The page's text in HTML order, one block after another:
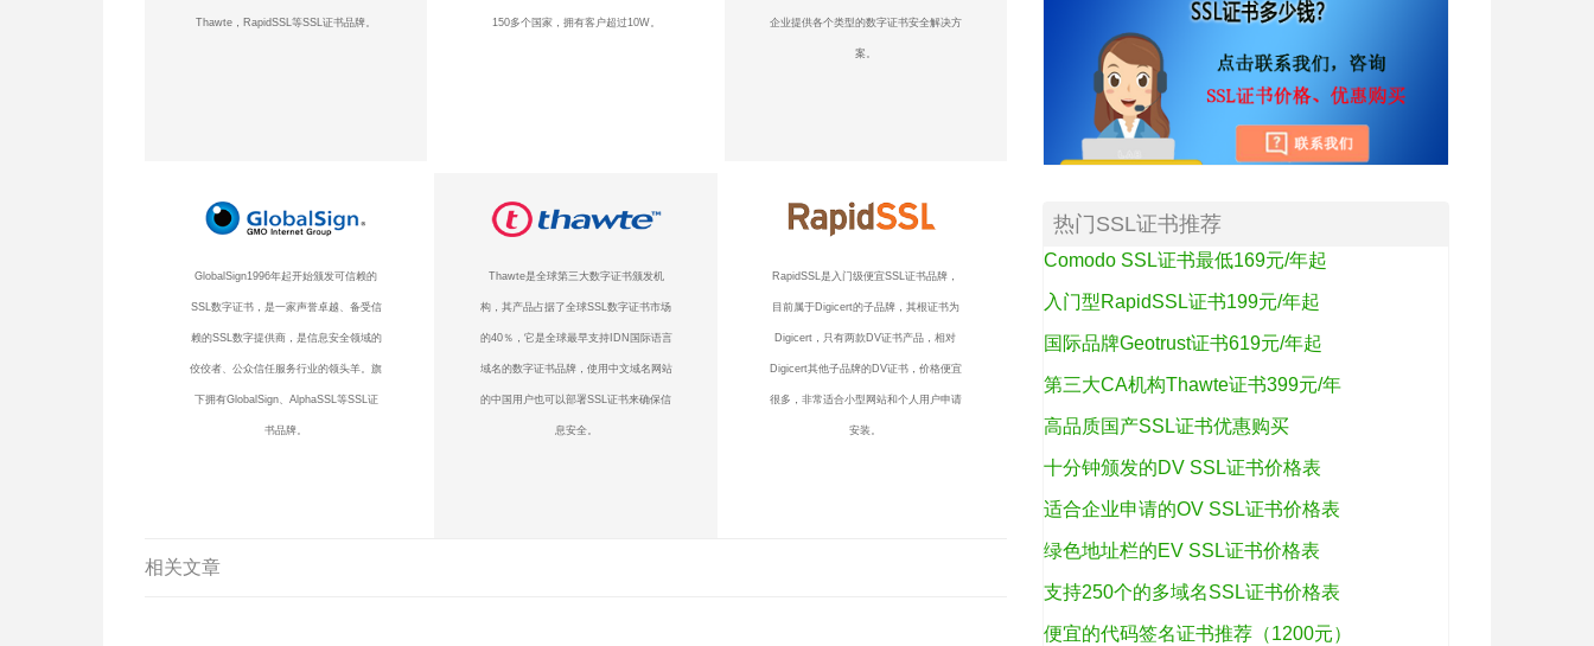
Thawte，RapidSSL等SSL证书品牌。 150多个国家，拥有客户超过10W。 企业提供各个类型的数字证书安全解决方
案。
GlobalSign1996年起开始颁发可信赖的
SSL数字证书，是一家声誉卓越、备受信
赖的SSL数字提供商，是信息安全领域的
佼佼者、公众信任服务行业的领头羊。旗
下拥有GlobalSign、AlphaSSL等SSL证
书品牌。
Thawte是全球第三大数字证书颁发机
构，其产品占据了全球SSL数字证书市场
的40％，它是全球最早支持IDN国际语言
域名的数字证书品牌，使用中文域名网站
的中国用户也可以部署SSL证书来确保信
息安全。
RapidSSL是入门级便宜SSL证书品牌，
目前属于Digicert的子品牌，其根证书为
Digicert，只有两款DV证书产品，相对
Digicert其他子品牌的DV证书，价格便宜
很多，非常适合小型网站和个人用户申请
安装。
相关文章
热门SSL证书推荐
Comodo SSL证书最低169元/年起
入门型RapidSSL证书199元/年起
国际品牌Geotrust证书619元/年起
第三大CA机构Thawte证书399元/年
高品质国产SSL证书优惠购买
十分钟颁发的DV SSL证书价格表
适合企业申请的OV SSL证书价格表
绿色地址栏的EV SSL证书价格表
支持250个的多域名SSL证书价格表
便宜的代码签名证书推荐（1200元）